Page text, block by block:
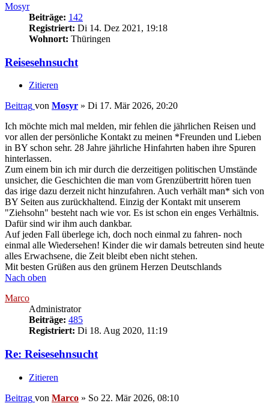
Mosyr
Beiträge: 142
Registriert: Di 14. Dez 2021, 19:18
Wohnort: Thüringen
Reisesehnsucht
Zitieren
Beitrag von Mosyr » Di 17. Mär 2026, 20:20
Ich möchte mich mal melden, mir fehlen die jährlichen Reisen und
vor allen der persönliche Kontakt zu meinen *Freunden und Lieben
in BY schon sehr. 28 Jahre jährliche Hinfahrten haben ihre Spuren
hinterlassen.
Zum einem bin ich mir durch die derzeitigen politischen Umstände
unsicher, die Geschichten die man vom Grenzübertritt hören tuen
das irige dazu derzeit nicht hinzufahren. Auch verhält man* sich von
BY Seiten aus zurückhaltend. Einzig der Kontakt mit unserem
"Ziehsohn" besteht nach wie vor. Es ist schon ein enges Verhältnis.
Dafür sind wir ihm auch dankbar.
Auf jeden Fall überlege ich, doch noch einmal zu fahren- noch
einmal alle Wiedersehen! Kinder die wir damals betreuten sind heute
alles Erwachsene, die Zeit bleibt eben nicht stehen.
Mit besten Grüßen aus den grünem Herzen Deutschlands
Nach oben
Marco
Administrator
Beiträge: 485
Registriert: Di 18. Aug 2020, 11:19
Re: Reisesehnsucht
Zitieren
Beitrag von Marco » So 22. Mär 2026, 08:10